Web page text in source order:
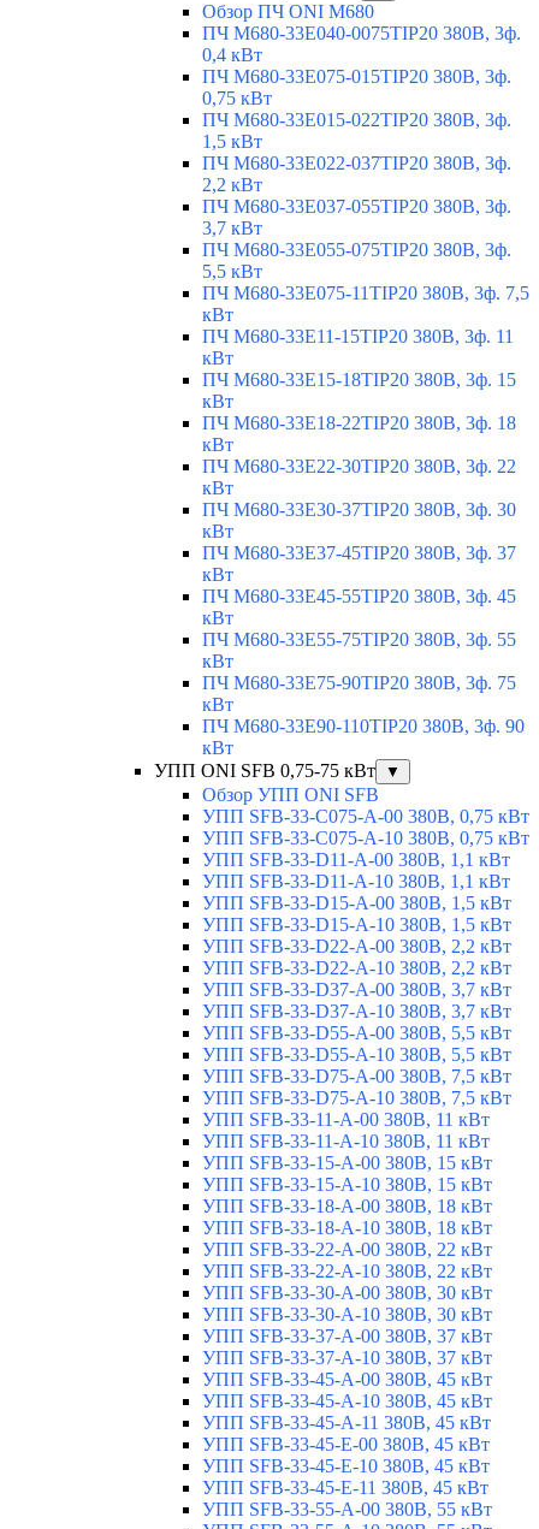
Обзор ПЧ ONI M680
ПЧ M680-33E040-0075TIP20 380В, 3ф.
0,4 кВт
ПЧ M680-33E075-015TIP20 380В, 3ф.
0,75 кВт
ПЧ M680-33E015-022TIP20 380В, 3ф.
1,5 кВт
ПЧ M680-33E022-037TIP20 380В, 3ф.
2,2 кВт
ПЧ M680-33E037-055TIP20 380В, 3ф.
3,7 кВт
ПЧ M680-33E055-075TIP20 380В, 3ф.
5,5 кВт
ПЧ M680-33E075-11TIP20 380В, 3ф. 7,5
кВт
ПЧ M680-33E11-15TIP20 380В, 3ф. 11
кВт
ПЧ M680-33E15-18TIP20 380В, 3ф. 15
кВт
ПЧ M680-33E18-22TIP20 380В, 3ф. 18
кВт
ПЧ M680-33E22-30TIP20 380В, 3ф. 22
кВт
ПЧ M680-33E30-37TIP20 380В, 3ф. 30
кВт
ПЧ M680-33E37-45TIP20 380В, 3ф. 37
кВт
ПЧ M680-33E45-55TIP20 380В, 3ф. 45
кВт
ПЧ M680-33E55-75TIP20 380В, 3ф. 55
кВт
ПЧ M680-33E75-90TIP20 380В, 3ф. 75
кВт
ПЧ M680-33E90-110TIP20 380В, 3ф. 90
кВт
УПП ONI SFB 0,75-75 кВт
▼
Обзор УПП ONI SFB
УПП SFB-33-C075-A-00 380В, 0,75 кВт
УПП SFB-33-C075-A-10 380В, 0,75 кВт
УПП SFB-33-D11-A-00 380В, 1,1 кВт
УПП SFB-33-D11-A-10 380В, 1,1 кВт
УПП SFB-33-D15-A-00 380В, 1,5 кВт
УПП SFB-33-D15-A-10 380В, 1,5 кВт
УПП SFB-33-D22-A-00 380В, 2,2 кВт
УПП SFB-33-D22-A-10 380В, 2,2 кВт
УПП SFB-33-D37-A-00 380В, 3,7 кВт
УПП SFB-33-D37-A-10 380В, 3,7 кВт
УПП SFB-33-D55-A-00 380В, 5,5 кВт
УПП SFB-33-D55-A-10 380В, 5,5 кВт
УПП SFB-33-D75-A-00 380В, 7,5 кВт
УПП SFB-33-D75-A-10 380В, 7,5 кВт
УПП SFB-33-11-A-00 380В, 11 кВт
УПП SFB-33-11-A-10 380В, 11 кВт
УПП SFB-33-15-A-00 380В, 15 кВт
УПП SFB-33-15-A-10 380В, 15 кВт
УПП SFB-33-18-A-00 380В, 18 кВт
УПП SFB-33-18-A-10 380В, 18 кВт
УПП SFB-33-22-A-00 380В, 22 кВт
УПП SFB-33-22-A-10 380В, 22 кВт
УПП SFB-33-30-A-00 380В, 30 кВт
УПП SFB-33-30-A-10 380В, 30 кВт
УПП SFB-33-37-A-00 380В, 37 кВт
УПП SFB-33-37-A-10 380В, 37 кВт
УПП SFB-33-45-A-00 380В, 45 кВт
УПП SFB-33-45-A-10 380В, 45 кВт
УПП SFB-33-45-A-11 380В, 45 кВт
УПП SFB-33-45-E-00 380В, 45 кВт
УПП SFB-33-45-E-10 380В, 45 кВт
УПП SFB-33-45-E-11 380В, 45 кВт
УПП SFB-33-55-A-00 380В, 55 кВт